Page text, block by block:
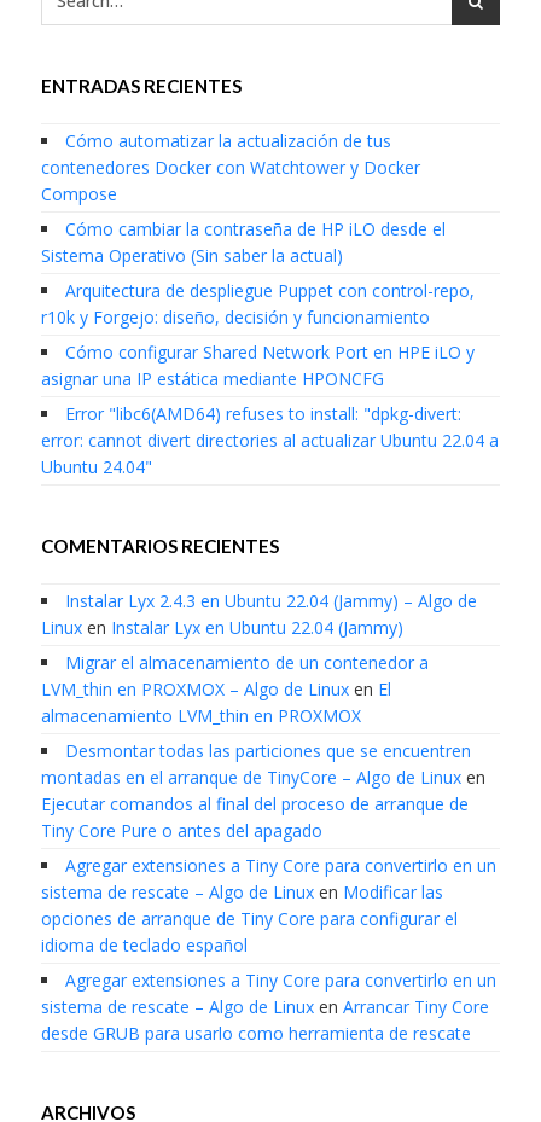
ENTRADAS RECIENTES
Cómo automatizar la actualización de tus
contenedores Docker con Watchtower y Docker
Compose
Cómo cambiar la contraseña de HP iLO desde el
Sistema Operativo (Sin saber la actual)
Arquitectura de despliegue Puppet con control-repo,
r10k y Forgejo: diseño, decisión y funcionamiento
Cómo configurar Shared Network Port en HPE iLO y
asignar una IP estática mediante HPONCFG
Error "libc6(AMD64) refuses to install: "dpkg-divert:
error: cannot divert directories al actualizar Ubuntu 22.04 a
Ubuntu 24.04"
COMENTARIOS RECIENTES
Instalar Lyx 2.4.3 en Ubuntu 22.04 (Jammy) – Algo de
Linuxen Instalar Lyx en Ubuntu 22.04 (Jammy)
Migrar el almacenamiento de un contenedor a
LVM_thin en PROXMOX – Algo de Linuxen El
almacenamiento LVM_thin en PROXMOX
Desmontar todas las particiones que se encuentren
montadas en el arranque de TinyCore – Algo de Linuxen
Ejecutar comandos al final del proceso de arranque de
Tiny Core Pure o antes del apagado
Agregar extensiones a Tiny Core para convertirlo en un
sistema de rescate – Algo de Linuxen Modificar las
opciones de arranque de Tiny Core para configurar el
idioma de teclado español
Agregar extensiones a Tiny Core para convertirlo en un
sistema de rescate – Algo de Linuxen Arrancar Tiny Core
desde GRUB para usarlo como herramienta de rescate
ARCHIVOS